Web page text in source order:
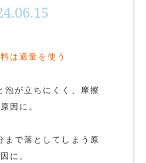
は適量を使う
泡が立ちにくく、摩擦
因に。
まで落としてしまう原
因に。